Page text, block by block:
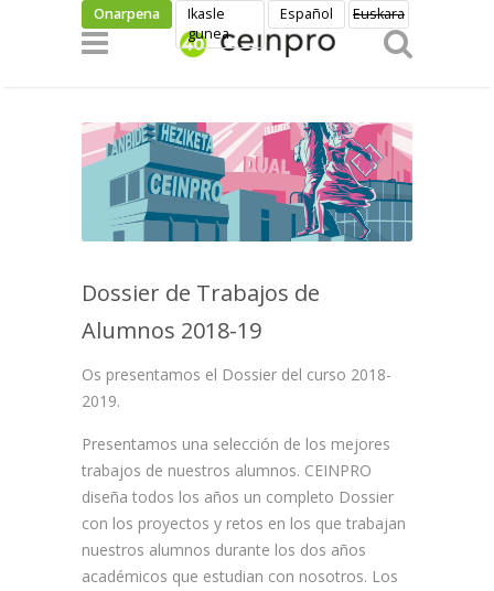
Skip to main content
Onarpena
Ikasle
gunea
Español Euskara
Dossier de Trabajos de
Alumnos 2018-19
Os presentamos el Dossier del curso 2018-
2019.
Presentamos una selección de los mejores
trabajos de nuestros alumnos. CEINPRO
diseña todos los años un completo Dossier
con los proyectos y retos en los que trabajan
nuestros alumnos durante los dos años
académicos que estudian con nosotros. Los